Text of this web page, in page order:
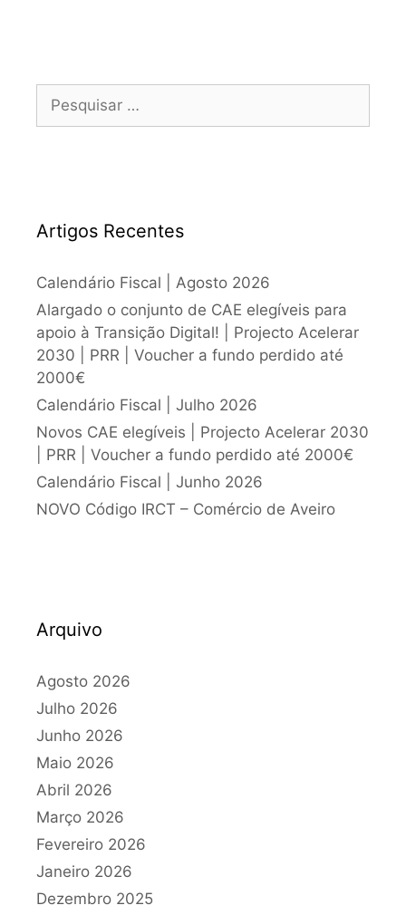
Artigos Recentes
Calendário Fiscal | Agosto 2026
Alargado o conjunto de CAE elegíveis para
apoio à Transição Digital! | Projecto Acelerar
2030 | PRR | Voucher a fundo perdido até
2000€
Calendário Fiscal | Julho 2026
Novos CAE elegíveis | Projecto Acelerar 2030
| PRR | Voucher a fundo perdido até 2000€
Calendário Fiscal | Junho 2026
NOVO Código IRCT – Comércio de Aveiro
Arquivo
Agosto 2026
Julho 2026
Junho 2026
Maio 2026
Abril 2026
Março 2026
Fevereiro 2026
Janeiro 2026
Dezembro 2025